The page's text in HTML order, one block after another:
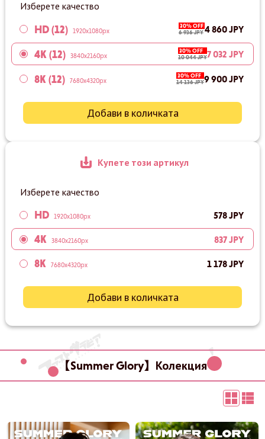
Изберете качество
HD (12) 1920x1080px
30% OFF
6 936 JPY4 860 JPY
4K (12) 3840x2160px
30% OFF
10 044 JPY7 032 JPY
8K (12) 7680x4320px
30% OFF
14 136 JPY9 900 JPY
Добави в количката
Купете този артикул
Изберете качество
HD 1920x1080px 578 JPY
4K 3840x2160px 837 JPY
8K 7680x4320px 1 178 JPY
Добави в количката
【Summer Glory】Колекция